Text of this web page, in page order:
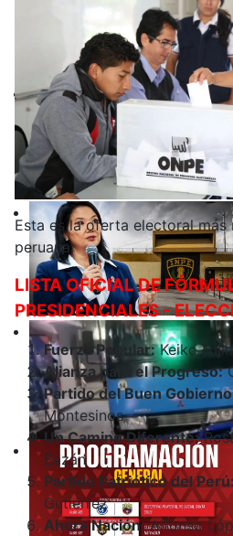
Esta es la oferta electoral más
peruana:
LISTA OFICIAL DE
PRESIDENCIALES -
Fuerza Popular:Keiko
Alianza para el Progreso:
Partido del Buen
Montesinos
Un Camino Diferente:
Bazán
Partido Patriótico del Perú:
Gutiérrez
Ahora Nación:Alfonso